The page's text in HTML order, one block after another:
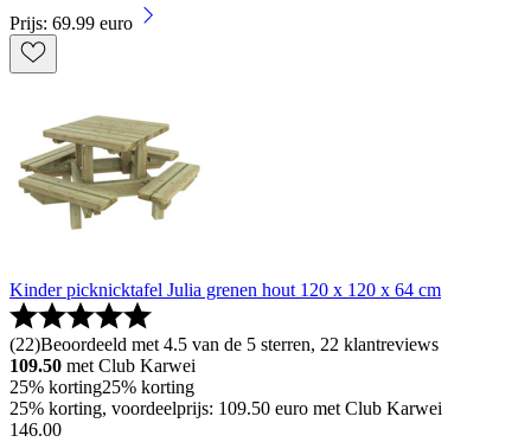
Prijs: 69.99 euro
Kinder picknicktafel Julia grenen hout 120 x 120 x 64 cm
(22)Beoordeeld met 4.5 van de 5 sterren, 22 klantreviews
109.50 met Club Karwei
25% korting25% korting
25% korting, voordeelprijs: 109.50 euro met Club Karwei
146.00